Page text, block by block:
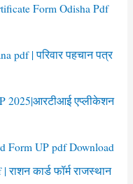
Form Odisha Pdf
pdf | परिवार पहचान पत्र
2025|आरटीआई एप्लीकेशन
Form UP pdf Download
कार्ड फॉर्म राजस्थान